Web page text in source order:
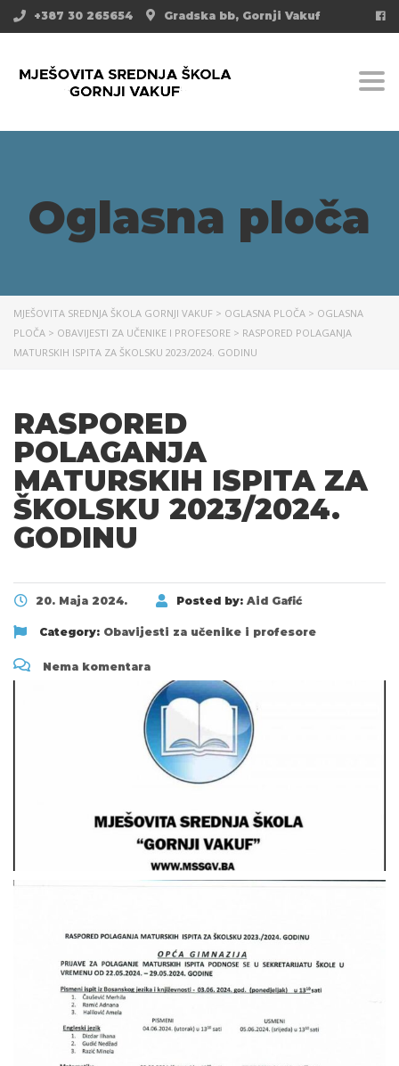
Gradska bb, Gornji Vakuf
+387 30 265654
Oglasna ploča
MJEŠOVITA SREDNJA ŠKOLA GORNJI VAKUF > OGLASNA PLOČA > OGLASNA
PLOČA > OBAVIJESTI ZA UČENIKE I PROFESORE > RASPORED POLAGANJA
MATURSKIH ISPITA ZA ŠKOLSKU 2023/2024. GODINU
RASPORED
POLAGANJA
MATURSKIH ISPITA ZA
ŠKOLSKU 2023/2024.
GODINU
20. Maja 2024. Posted by: Aid Gafić
Category: Obavijesti za učenike i profesore
Nema komentara